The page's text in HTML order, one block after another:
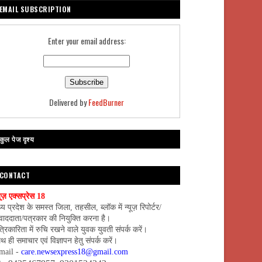
EMAIL SUBSCRIPTION
Enter your email address:
Delivered byFeedBurner
पेज दृश्य
CONTACT
एक्सप्रेस 18
प्रदेश के समस्त जिला, तहसील, ब्लॉक में न्यूज़ रिपोर्टर/
पत्रकार की नियुक्ति करना है।
में रुचि रखने वाले युवक युवती संपर्क करें।
ही समाचार एवं विज्ञापन हेतु संपर्क करें।
- care.newsexpress18@gmail.com